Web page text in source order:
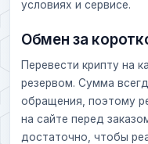
условиях и сервисе.
Обмен за
Перевести крипту на
резервом. Сумма
обращения, поэтому
на сайте перед
достаточно, чтобы